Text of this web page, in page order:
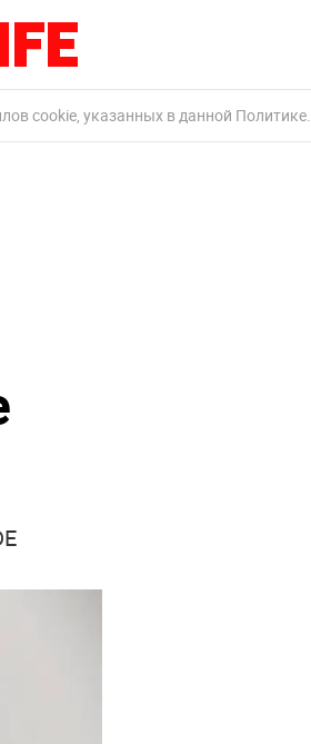
cookie, указанных в данной Политике.